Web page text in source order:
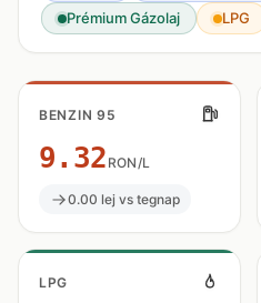
Prémium Gázolaj
LPG
BENZIN 95
9.32 RON/L
0.00 lej vs tegnap
LPG